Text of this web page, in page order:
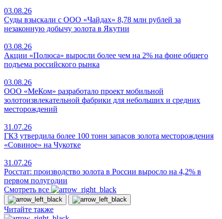
03.08.26
Суды взыскали с ООО «Чайдах» 8,78 млн рублей за
незаконную добычу золота в Якутии
03.08.26
Акции «Полюса» выросли более чем на 2% на фоне общего
подъема российского рынка
03.08.26
ООО «МеКом» разработало проект мобильной
золотоизвлекательной фабрики для небольших и средних
месторождений
31.07.26
ГКЗ утвердила более 100 тонн запасов золота месторождения
«Совиное» на Чукотке
31.07.26
Росстат: производство золота в России выросло на 4,2% в
первом полугодии
Смотреть все
Читайте также